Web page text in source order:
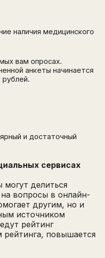
наличия медицинского
вам опросах.
анкеты начинается
и достаточный
сервисах
делиться
вопросы в онлайн-
другим, но и
источником
рейтинг
рейтинга, повышается